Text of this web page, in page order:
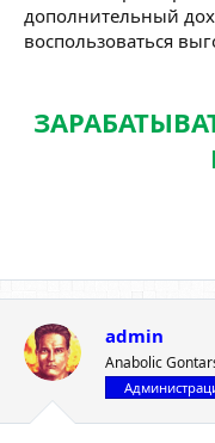
дополнительный
воспользоваться
admin
Anabolic